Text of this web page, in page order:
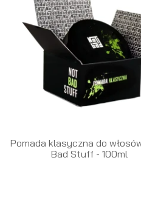
Pomada klasyczna do
Bad Stuff - 100ml